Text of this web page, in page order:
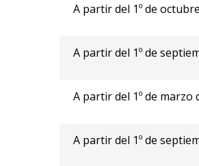
A partir del 1º de
A partir del 1º de
A partir del 1º de marzo
A partir del 1º de